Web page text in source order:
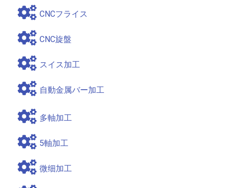
CNCフライス
CNC旋盤
スイス加工
自動金属バー加工
多軸加工
5軸加工
微细加工